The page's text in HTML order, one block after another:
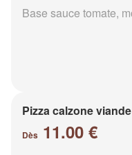
Base sauce tomate,
Pizza calzone
Dès 11.00 €